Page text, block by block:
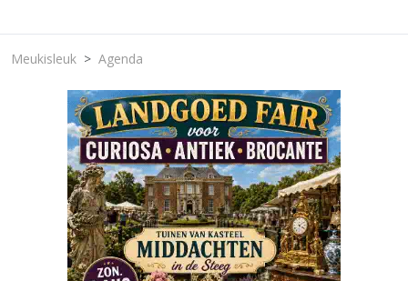
Meukisleuk Agenda